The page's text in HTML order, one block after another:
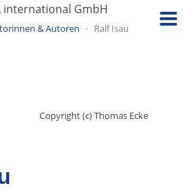
& Autoren Ralf Isau
Copyright (c) Thomas Ecke